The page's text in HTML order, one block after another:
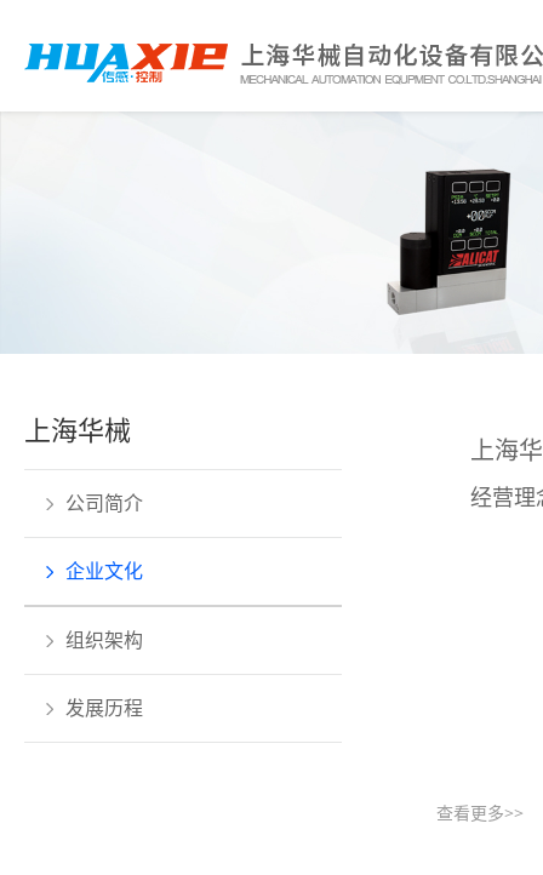
上海华械
公司简介
企业文化
组织架构
发展历程
上海
经营理
查看更多>>